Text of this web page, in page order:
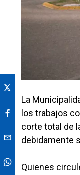
La
los trabajos
corte total de
debidamente
Quienes